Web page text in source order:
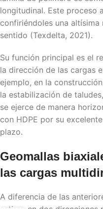
longitudinal. Este proceso
confiriéndoles una altísima
sentido (Texdelta, 2021).
Su función principal es el
la dirección de las cargas
ejemplo, en la
la estabilización de
se ejerce de manera
con HDPE por su
plazo.
Geomallas
las cargas
A diferencia de las